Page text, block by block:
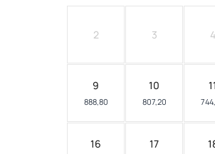
2 3 4
9
888,80
10
807,20
11
16 17